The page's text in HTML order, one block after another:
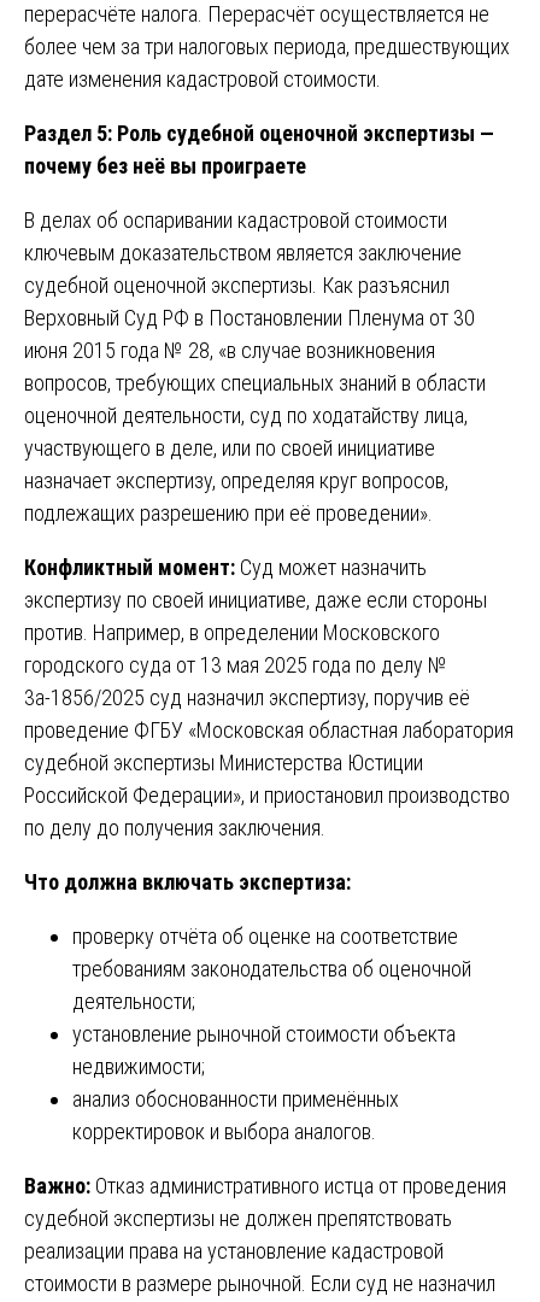
перерасчёте налога. Перерасчёт осуществляется не
более чем за три налоговых периода, предшествующих
дате изменения кадастровой стоимости.
Раздел 5: Роль судебной оценочной экспертизы —
почему без неё вы проиграете
В делах об оспаривании кадастровой стоимости
ключевым доказательством является заключение
судебной оценочной экспертизы. Как разъяснил
Верховный Суд РФ в Постановлении Пленума от 30
июня 2015 года № 28, «в случае возникновения
вопросов, требующих специальных знаний в области
оценочной деятельности, суд по ходатайству лица,
участвующего в деле, или по своей инициативе
назначает экспертизу, определяя круг вопросов,
подлежащих разрешению при её проведении».
Конфликтный момент: Суд может назначить
экспертизу по своей инициативе, даже если стороны
против. Например, в определении Московского
городского суда от 13 мая 2025 года по делу №
3а-1856/2025 суд назначил экспертизу, поручив её
проведение ФГБУ «Московская областная лаборатория
судебной экспертизы Министерства Юстиции
Российской Федерации», и приостановил производство
по делу до получения заключения.
Что должна включать экспертиза:
проверку отчёта об оценке на соответствие
требованиям законодательства об оценочной
деятельности;
установление рыночной стоимости объекта
недвижимости;
анализ обоснованности применённых
корректировок и выбора аналогов.
Важно: Отказ административного истца от проведения
судебной экспертизы не должен препятствовать
реализации права на установление кадастровой
стоимости в размере рыночной. Если суд не назначил